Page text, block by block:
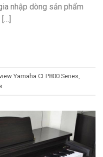
nhập dòng sản phẩm
Yamaha CLP800 Series